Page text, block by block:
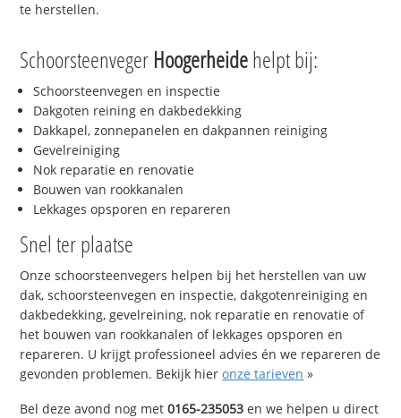
te herstellen.
Schoorsteenveger Hoogerheidehelpt bij:
Schoorsteenvegen en inspectie
Dakgoten reining en dakbedekking
Dakkapel, zonnepanelen en dakpannen reiniging
Gevelreiniging
Nok reparatie en renovatie
Bouwen van rookkanalen
Lekkages opsporen en repareren
Snel ter plaatse
Onze schoorsteenvegers helpen bij het herstellen van uw
dak, schoorsteenvegen en inspectie, dakgotenreiniging en
dakbedekking, gevelreining, nok reparatie en renovatie of
het bouwen van rookkanalen of lekkages opsporen en
repareren. U krijgt professioneel advies én we repareren de
gevonden problemen. Bekijk hieronze tarieven »
Bel deze avond nog met0165-235053 en we helpen u direct